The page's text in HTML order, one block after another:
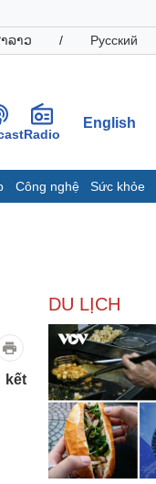
ລາວ / Русский
Radio
English
Công nghệ Sức khỏe
nghiệp
tin doanh nghiệp
nghiệp 24h
nhân
cộng đồng
kết
DU LỊCH